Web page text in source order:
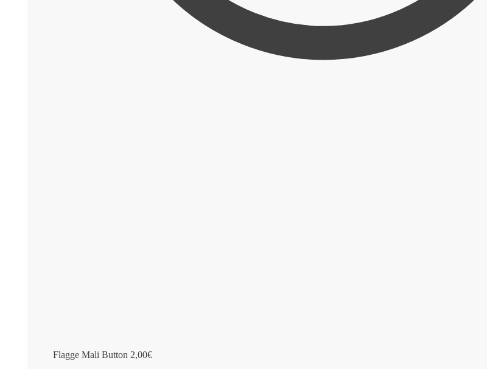
Flagge Mali Button 2,00€